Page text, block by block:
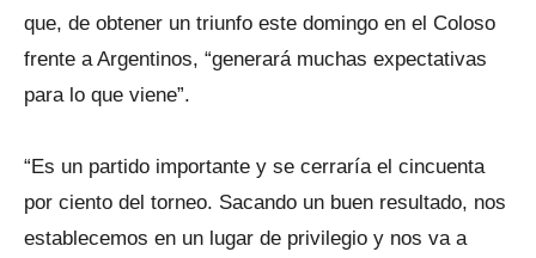
que, de obtener un triunfo este domingo en el Coloso
frente a Argentinos, “generará muchas expectativas
para lo que viene”.
“Es un partido importante y se cerraría el cincuenta
por ciento del torneo. Sacando un buen resultado, nos
establecemos en un lugar de privilegio y nos va a